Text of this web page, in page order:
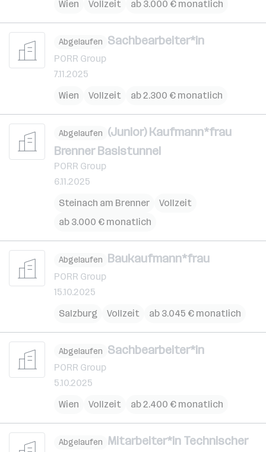
Wien Vollzeit ab 3.000 € monatlich
Abgelaufen Sachbearbeiter*in
PORR Group
7.11.2025
Wien
Vollzeit ab 2.300 € monatlich
Abgelaufen (Junior) Kaufmann*frau
Brenner Basistunnel
PORR Group
6.11.2025
Steinach am Brenner
Vollzeit
ab 3.000 € monatlich
Abgelaufen Baukaufmann*frau
PORR Group
15.10.2025
Salzburg
Vollzeit ab 3.045 € monatlich
Abgelaufen Sachbearbeiter*in
PORR Group
5.10.2025
Wien
Vollzeit ab 2.400 € monatlich
Abgelaufen Mitarbeiter*in Technischer